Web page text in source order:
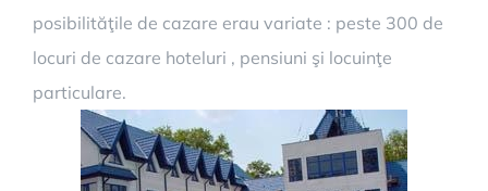
posibilităţile de cazare erau variate : peste 300 de
locuri de cazare hoteluri , pensiuni şi locuinţe
particulare.